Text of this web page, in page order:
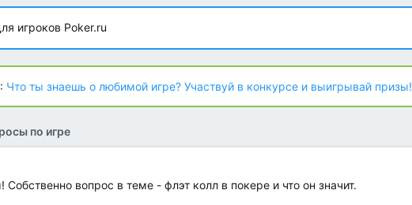
игроков Poker.ru
Что ты знаешь о любимой игре? Участвуй в конкурсе и выигрывай призы!
по игре
Собственно вопрос в теме - флэт колл в покере и что он значит.